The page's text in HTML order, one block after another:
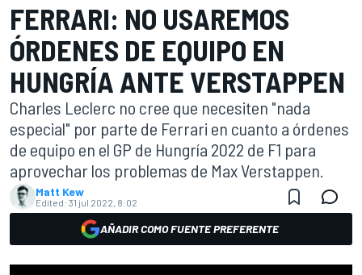
FERRARI: NO USAREMOS
ÓRDENES DE EQUIPO EN
HUNGRÍA ANTE VERSTAPPEN
Charles Leclerc no cree que necesiten "nada
especial" por parte de Ferrari en cuanto a órdenes
de equipo en el GP de Hungría 2022 de F1 para
aprovechar los problemas de Max Verstappen.
Matt Kew
Edited: 31 jul 2022, 8:02
AÑADIR COMO FUENTE PREFERENTE